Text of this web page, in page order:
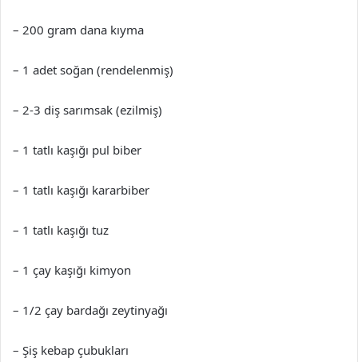
– 200 gram dana kıyma
– 1 adet soğan (rendelenmiş)
– 2-3 diş sarımsak (ezilmiş)
– 1 tatlı kaşığı pul biber
– 1 tatlı kaşığı kararbiber
– 1 tatlı kaşığı tuz
– 1 çay kaşığı kimyon
– 1/2 çay bardağı zeytinyağı
– Şiş kebap çubukları